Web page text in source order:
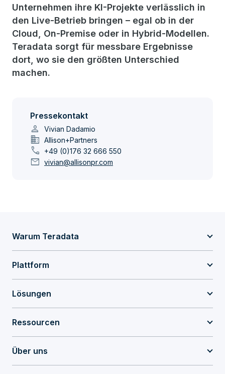
Unternehmen ihre KI-Projekte verlässlich in
den Live-Betrieb bringen – egal ob in der
Cloud, On-Premise oder in Hybrid-Modellen.
Teradata sorgt für messbare Ergebnisse
dort, wo sie den größten Unterschied
machen.
Pressekontakt
person Vivian Dadamio
domain Allison+Partners
call +49 (0)176 32 666 550
mail vivian@allisonpr.com
Warum Teradata
Plattform
Lösungen
Ressourcen
Über uns